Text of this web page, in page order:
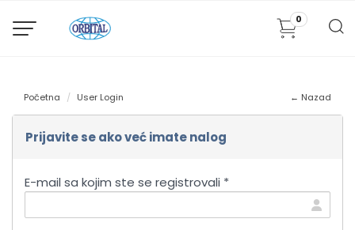
0
Početna User Login ← Nazad
Prijavite se ako već imate nalog
E-mail sa kojim ste se registrovali *